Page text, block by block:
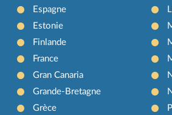
Espagne
Estonie
Finlande
France
Gran Canaria
Grande-Bretagne
Grèce